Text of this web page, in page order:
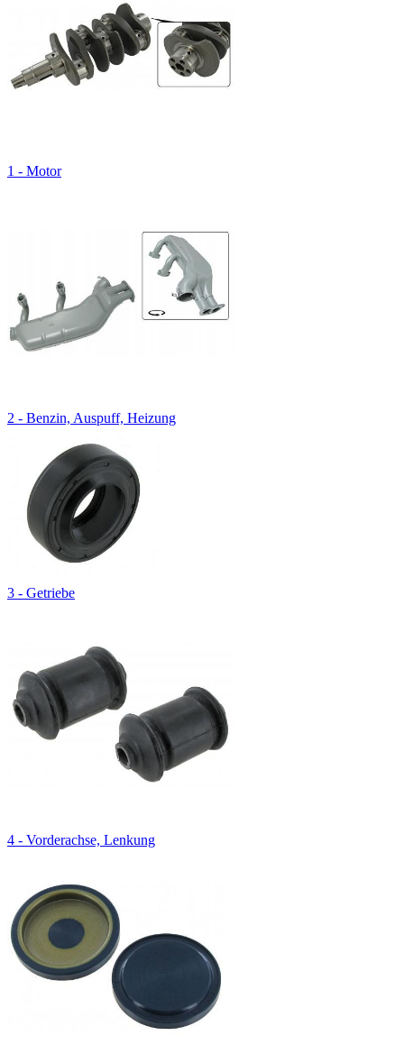
1 - Motor
2 - Benzin, Auspuff, Heizung
3 - Getriebe
4 - Vorderachse, Lenkung